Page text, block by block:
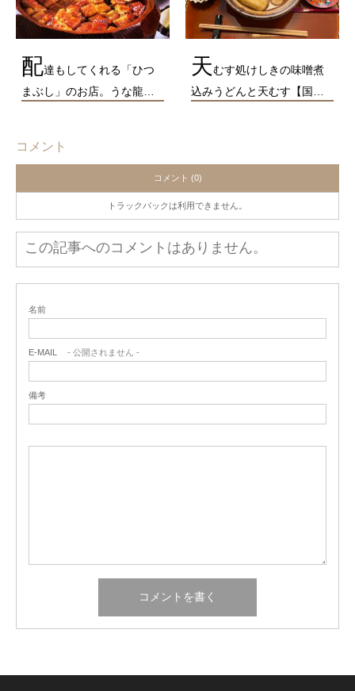
配達もしてくれる「ひつ
まぶし」のお店。うな龍…
天むす処けしきの味噌煮
込みうどんと天むす【国…
コメント
コメント (0)
トラックバックは利用できません。
この記事へのコメントはありません。
名前
E-MAIL - 公開されません -
備考